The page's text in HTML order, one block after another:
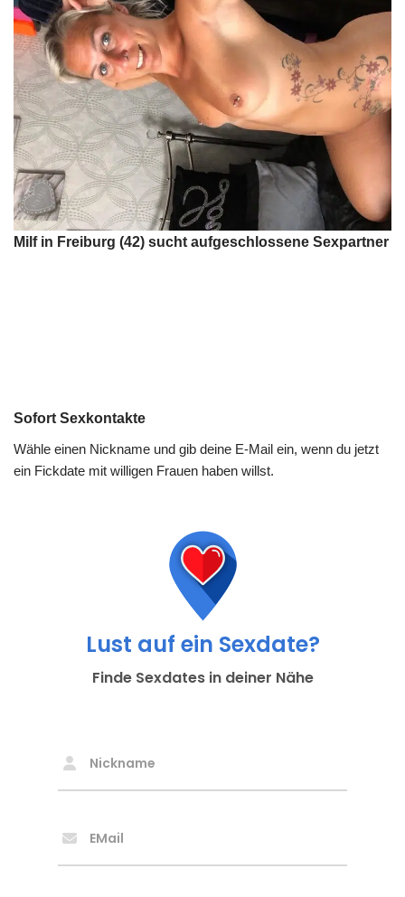
Milf in Freiburg (42) sucht aufgeschlossene Sexpartner
Sofort Sexkontakte
Wähle einen Nickname und gib deine E-Mail ein, wenn du jetzt
ein Fickdate mit willigen Frauen haben willst.
Lust auf ein Sexdate?
Finde Sexdates in deiner Nähe
Nickname
EMail